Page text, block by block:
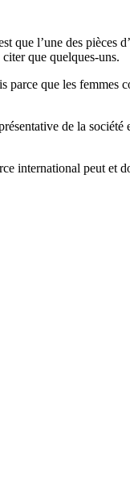
que l’une des pièces
que quelques-uns.
parce que les femmes
de la société
international peut et